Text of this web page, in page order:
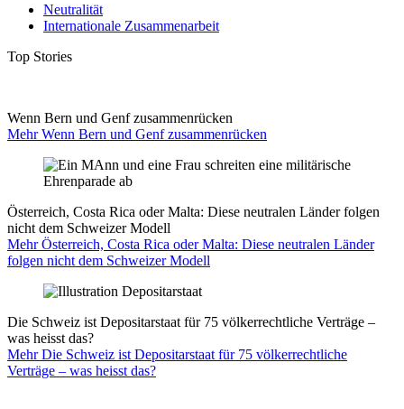
Neutralität
Internationale Zusammenarbeit
Top Stories
Wenn Bern und Genf zusammenrücken
Mehr Wenn Bern und Genf zusammenrücken
Österreich, Costa Rica oder Malta: Diese neutralen Länder folgen
nicht dem Schweizer Modell
Mehr Österreich, Costa Rica oder Malta: Diese neutralen Länder
folgen nicht dem Schweizer Modell
Die Schweiz ist Depositarstaat für 75 völkerrechtliche Verträge –
was heisst das?
Mehr Die Schweiz ist Depositarstaat für 75 völkerrechtliche
Verträge – was heisst das?